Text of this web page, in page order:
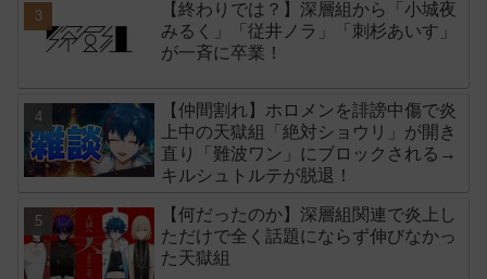
【終わりでは？】深層組から「小城夜
みるく」「従井ノラ」「刺杉あいす」
が一斉に卒業！
【仲間割れ】ホロメンを誹謗中傷で炎
上中の天獄組「絶対ショウリ」が開き
直り「難波ワン」にブロックされる→
キルシュトルテが脱退！
【何だったのか】深層組関連で炎上し
ただけで全く話題にならず伸びなかっ
た天獄組